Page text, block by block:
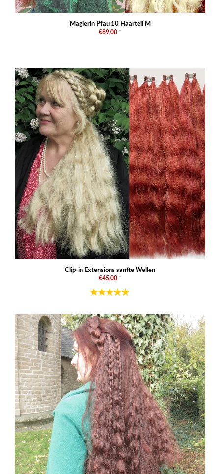
Magierin Pfau 10 Haarteil M
€89,00 *
Clip-in Extensions sanfte Wellen
€45,00 *